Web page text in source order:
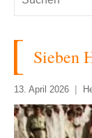
Sieben
13. April 2026